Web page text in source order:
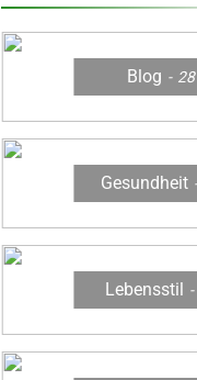
Jahr.
Blog 28
Gesundheit
Lebensstil